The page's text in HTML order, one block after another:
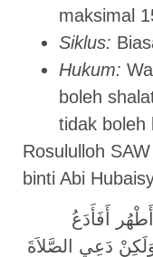
maksimal
Siklus:
Hukum:
boleh
tidak boleh
Rosululloh
binti Abi
أَفَأَدَعُ
دَعِي الصَّلاَةَ